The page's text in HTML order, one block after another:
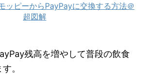
ピーからPayPayに交換する方法＠
超図解
残高を増やして普段の飲食
。